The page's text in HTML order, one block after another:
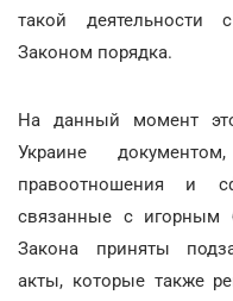
такой деятельности
Законом порядка.
На данный момент
Украине
правоотношения и
связанные с игорным
Закона приняты
акты, которые также